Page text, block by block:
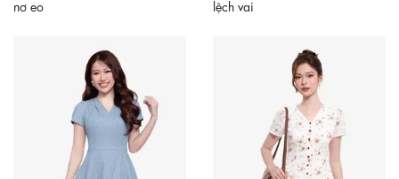
nơ eo
lệch vai